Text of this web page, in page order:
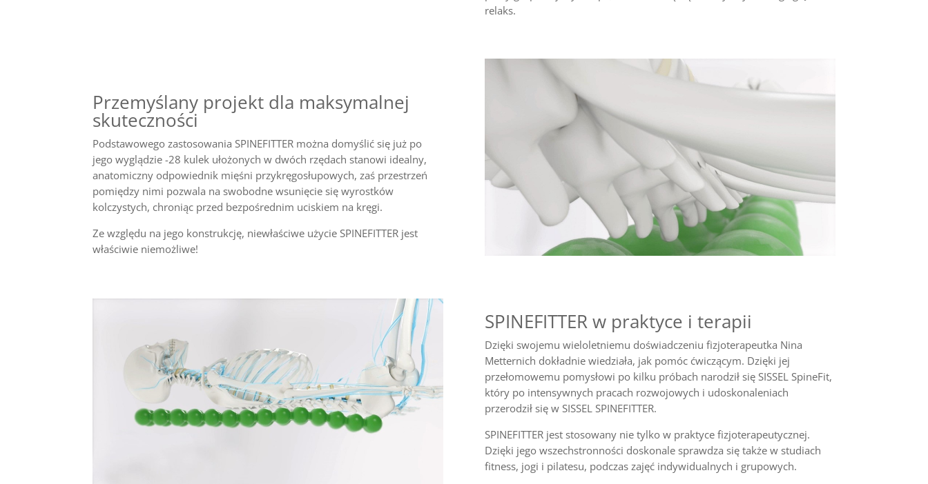
relaks.
Przemyślany projekt dla maksymalnej
skuteczności
Podstawowego zastosowania SPINEFITTER można domyślić się już po
jego wyglądzie -28 kulek ułożonych w dwóch rzędach stanowi idealny,
anatomiczny odpowiednik mięśni przykręgosłupowych, zaś przestrzeń
pomiędzy nimi pozwala na swobodne wsunięcie się wyrostków
kolczystych, chroniąc przed bezpośrednim uciskiem na kręgi.
Ze względu na jego konstrukcję, niewłaściwe użycie SPINEFITTER jest
właściwie niemożliwe!
SPINEFITTER w praktyce i terapii
Dzięki swojemu wieloletniemu doświadczeniu fizjoterapeutka Nina
Metternich dokładnie wiedziała, jak pomóc ćwiczącym. Dzięki jej
przełomowemu pomysłowi po kilku próbach narodził się SISSEL SpineFit,
który po intensywnych pracach rozwojowych i udoskonaleniach
przerodził się w SISSEL SPINEFITTER.
SPINEFITTER jest stosowany nie tylko w praktyce fizjoterapeutycznej.
Dzięki jego wszechstronności doskonale sprawdza się także w studiach
fitness, jogi i pilatesu, podczas zajęć indywidualnych i grupowych.